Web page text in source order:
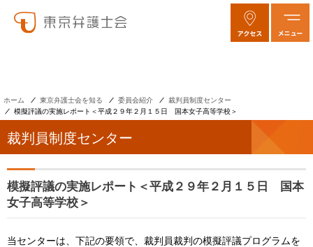
ホーム 東京弁護士会を知る 委員会紹介
裁判員制度センター
模擬評議の実施レポート＜平成２９年２月１５日 国本女子高等学校＞
裁判員制度センター
模擬評議の実施レポート＜平成２９年２月１５日 国本
女子高等学校＞
当センターは、下記の要領で、裁判員裁判の模擬評議プログラムを